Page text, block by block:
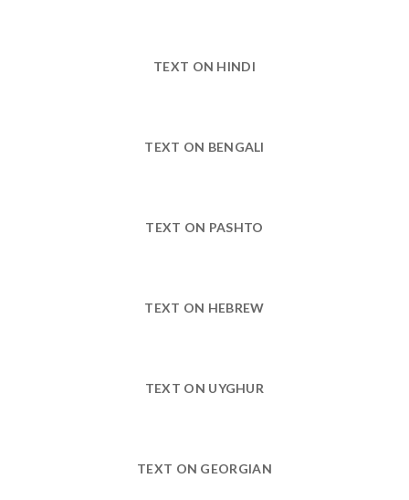
TEXT ON HINDI
TEXT ON BENGALI
TEXT ON PASHTO
TEXT ON HEBREW
TEXT ON UYGHUR
TEXT ON GEORGIAN